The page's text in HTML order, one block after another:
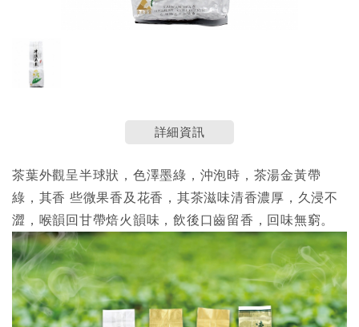
詳細資訊
茶葉外觀呈半球狀，色澤墨綠，沖泡時，茶湯金黃帶
綠，其香 些微果香及花香，其茶滋味清香濃厚，久浸不
澀，喉韻回甘帶焙火韻味，飲後口齒留香，回味無窮。